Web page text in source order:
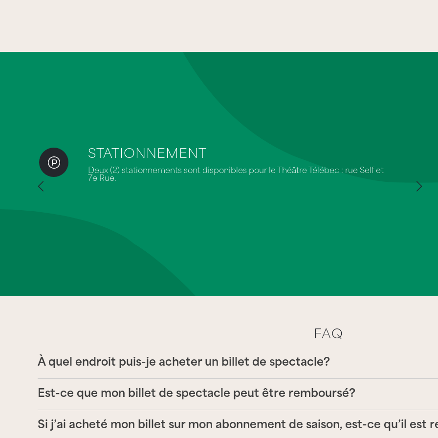
STATIONNEMENT
Deux (2) stationnements sont disponibles pour le Théâtre Télébec : rue Self et
7e Rue.
FAQ
À quel endroit puis-je acheter un billet de spectacle?
Est-ce que mon billet de spectacle peut être remboursé?
Si j’ai acheté mon billet sur mon abonnement de saison, est-ce qu’il est